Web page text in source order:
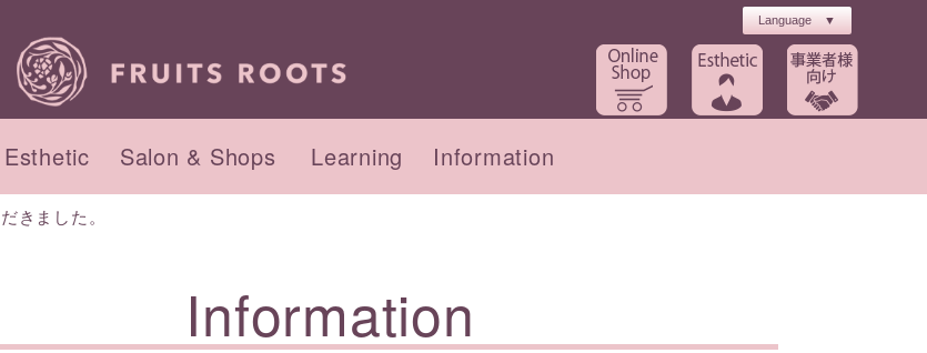
Esthetic
アクセス
Salon & Shops Learning Information
きました。
Information